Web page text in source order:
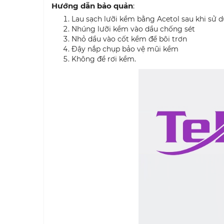
Hướng dẫn bảo quản:
Lau sạch lưỡi kềm bằng Acetol sau khi sử
Nhúng lưỡi kềm vào dầu chống sét
Nhỏ dầu vào cốt kềm để bôi trơn
Đậy nắp chụp bảo vệ mũi kềm
Không để rơi kềm.